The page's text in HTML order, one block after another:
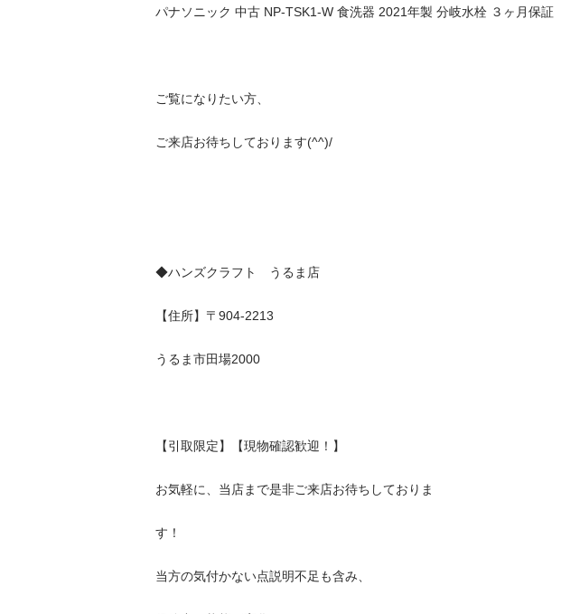
パナソニック 中古 NP-TSK1-W 食洗器 2021年製 分岐水栓 ３ヶ月保証
ご覧になりたい方、
ご来店お待ちしております(^^)/
◆ハンズクラフト　うるま店
【住所】〒904-2213
うるま市田場2000
【引取限定】【現物確認歓迎！】
お気軽に、当店まで是非ご来店お待ちしておりま
す！
当方の気付かない点説明不足も含み、